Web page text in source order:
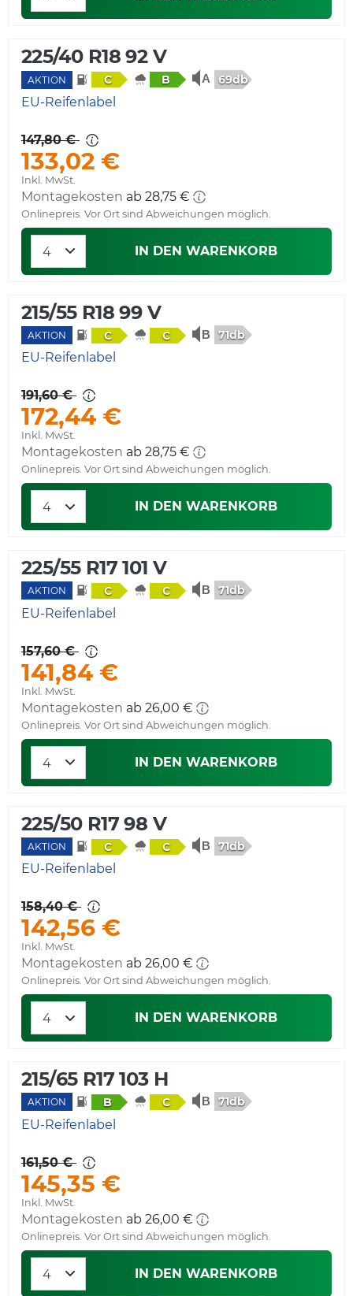
225/40 R18 92 V
AKTION C B 69db
EU-Reifenlabel
147,80 €
133,02 €
Inkl. MwSt.
Montagekosten ab 28,75 €
Onlinepreis. Vor Ort sind Abweichungen möglich.
IN DEN WARENKORB
215/55 R18 99 V
AKTION C C 71db
EU-Reifenlabel
191,60 €
172,44 €
Inkl. MwSt.
Montagekosten ab 28,75 €
Onlinepreis. Vor Ort sind Abweichungen möglich.
IN DEN WARENKORB
225/55 R17 101 V
AKTION C C 71db
EU-Reifenlabel
157,60 €
141,84 €
Inkl. MwSt.
Montagekosten ab 26,00 €
Onlinepreis. Vor Ort sind Abweichungen möglich.
IN DEN WARENKORB
225/50 R17 98 V
AKTION C C 71db
EU-Reifenlabel
158,40 €
142,56 €
Inkl. MwSt.
Montagekosten ab 26,00 €
Onlinepreis. Vor Ort sind Abweichungen möglich.
IN DEN WARENKORB
215/65 R17 103 H
AKTION B C 71db
EU-Reifenlabel
161,50 €
145,35 €
Inkl. MwSt.
Montagekosten ab 26,00 €
Onlinepreis. Vor Ort sind Abweichungen möglich.
IN DEN WARENKORB